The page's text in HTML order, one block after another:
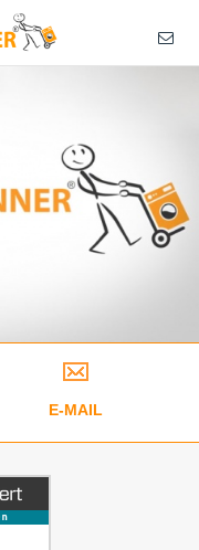
E-MAIL